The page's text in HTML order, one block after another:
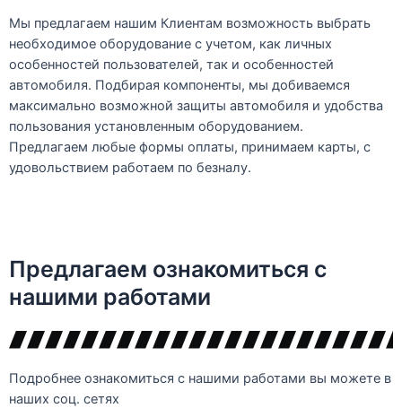
Мы предлагаем нашим Клиентам возможность выбрать
необходимое оборудование с учетом, как личных
особенностей пользователей, так и особенностей
автомобиля. Подбирая компоненты, мы добиваемся
максимально возможной защиты автомобиля и удобства
пользования установленным оборудованием.
Предлагаем любые формы оплаты, принимаем карты, с
удовольствием работаем по безналу.
Предлагаем ознакомиться с
нашими работами
Подробнее ознакомиться с нашими работами вы можете в
наших соц. сетях